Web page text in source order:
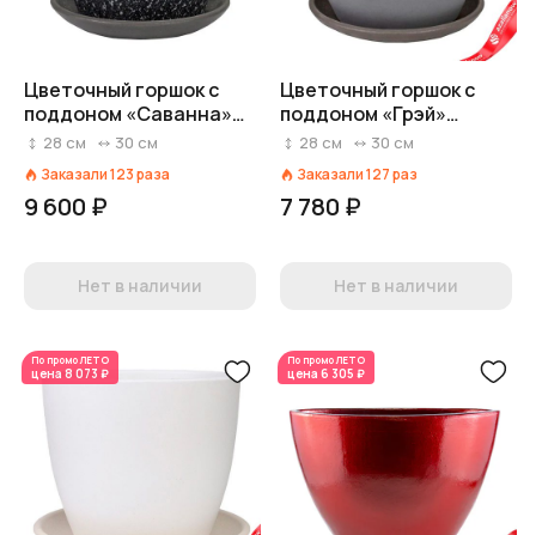
Цветочный горшок с
поддоном «Саванна»
(бетон), D30xH28см,
28 см 30 см
Заказали123раза
9 600 ₽
Нет в наличии
Цветочный горшок с
поддоном «Грэй»
(бетон), D30xH28см,
28 см 30 см
Заказали127раз
7 780 ₽
Нет в наличии
По промоЛЕТО
цена 8 073 ₽
По промоЛЕТО
цена 6 305 ₽